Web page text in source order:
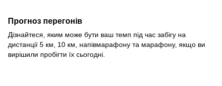
Прогноз перегонів
Дізнайтеся, яким може бути ваш темп під час забігу на
дистанції 5 км, 10 км, напівмарафону та марафону, якщо ви
вирішили пробігти їх сьогодні.